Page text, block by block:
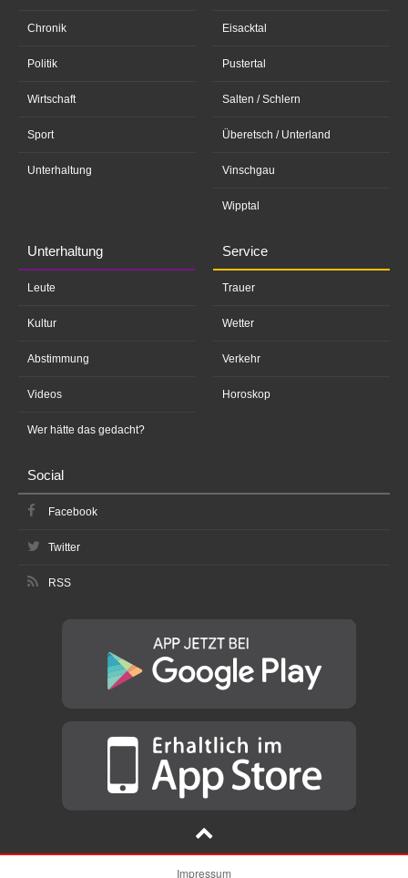
Chronik
Politik
Wirtschaft
Sport
Unterhaltung
Eisacktal
Pustertal
Salten / Schlern
Überetsch / Unterland
Vinschgau
Wipptal
Unterhaltung
Leute
Kultur
Abstimmung
Videos
Wer hätte das gedacht?
Service
Trauer
Wetter
Verkehr
Horoskop
Social
Facebook
Twitter
RSS
Impressum